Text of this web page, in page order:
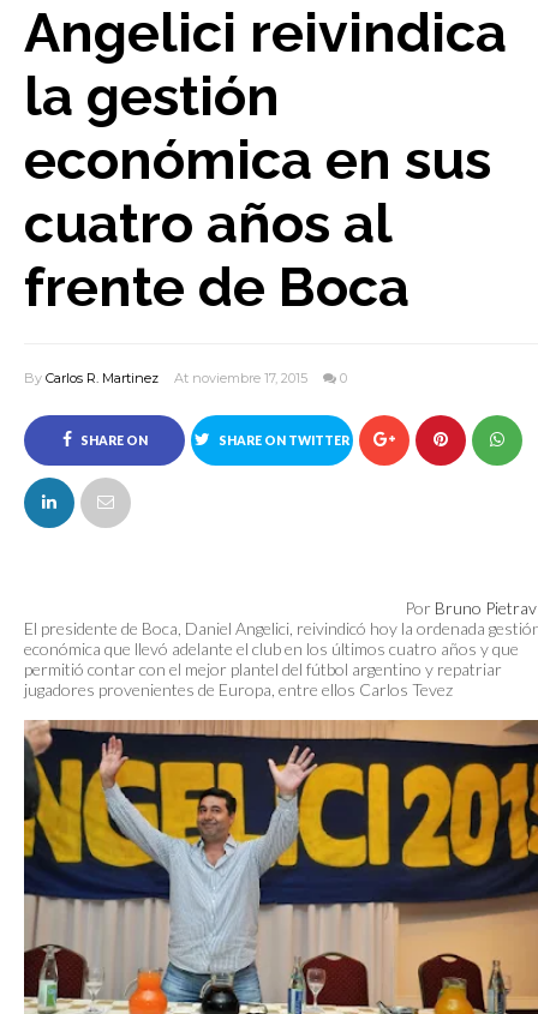
Angelici reivindica
la gestión
económica en sus
cuatro años al
frente de Boca
By Carlos R. Martinez At noviembre 17, 2015 0
SHARE ON
FACEBOOK
SHARE ON TWITTER
Por Bruno
El presidente de Boca, Daniel Angelici, reivindicó hoy la ordenada
económica que llevó adelante el club en los últimos cuatro años y que
permitió contar con el mejor plantel del fútbol argentino y repatriar
jugadores provenientes de Europa, entre ellos Carlos Tevez